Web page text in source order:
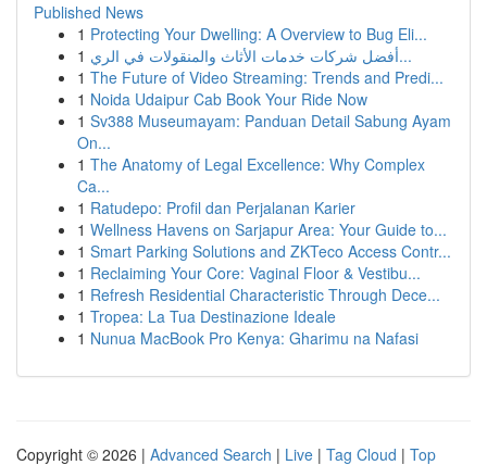
Published News
1 Protecting Your Dwelling: A Overview to Bug Eli...
1
أفضل شركات خدمات الأثاث والمنقولات في الري...
1 The Future of Video Streaming: Trends and Predi...
1 Noida Udaipur Cab Book Your Ride Now
1 Sv388 Museumayam: Panduan Detail Sabung Ayam
On...
1 The Anatomy of Legal Excellence: Why Complex
Ca...
1 Ratudepo: Profil dan Perjalanan Karier
1 Wellness Havens on Sarjapur Area: Your Guide to...
1 Smart Parking Solutions and ZKTeco Access Contr...
1 Reclaiming Your Core: Vaginal Floor & Vestibu...
1 Refresh Residential Characteristic Through Dece...
1 Tropea: La Tua Destinazione Ideale
1 Nunua MacBook Pro Kenya: Gharimu na Nafasi
Copyright © 2026 | Advanced Search | Live | Tag Cloud | Top